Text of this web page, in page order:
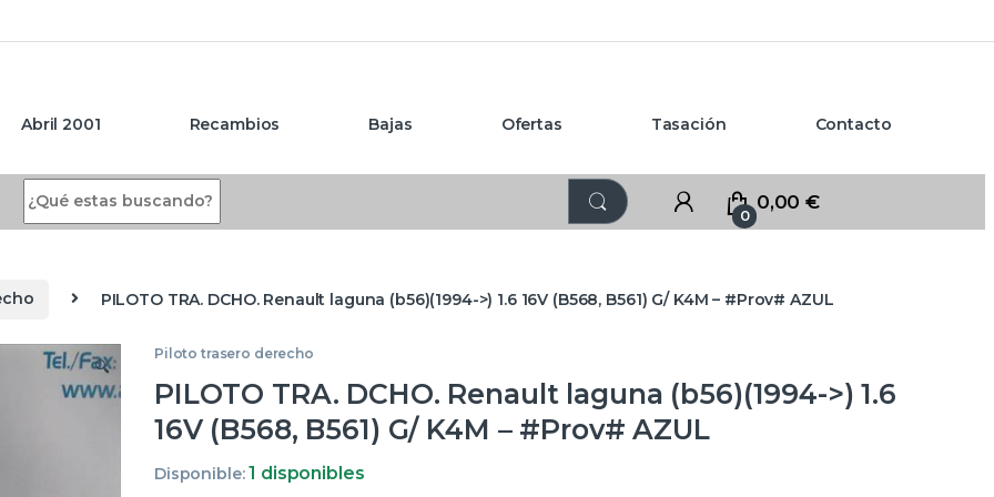
Abril 2001 Recambios Bajas Ofertas Tasación Contacto
0
0,00€
PILOTO TRA. DCHO. Renault laguna (b56)(1994->) 1.6 16V (B568, B561) G/ K4M – #Prov# AZUL
🔍
Piloto trasero derecho
PILOTO TRA. DCHO. Renault laguna (b56)(1994->) 1.6
16V (B568, B561) G/ K4M – #Prov# AZUL
Disponible:1 disponibles